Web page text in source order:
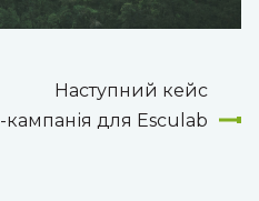
Наступний кейс
для Esculab